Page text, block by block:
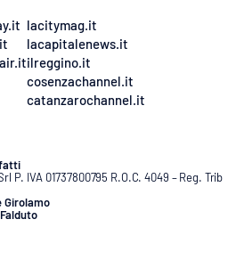
lacitymag.it
lacapitalenews.it
ilreggino.it
cosenzachannel.it
catanzarochannel.it
P. IVA 01737800795 R.O.C. 4049 – Reg. Trib
Girolamo